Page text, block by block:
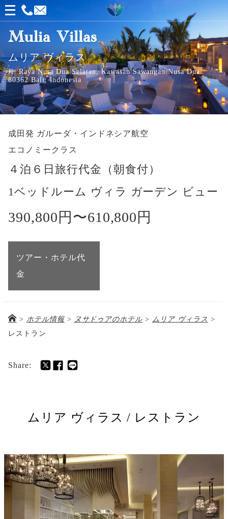
メ
ニ
ュ
ー
を
開
く
Mulia Villas
ムリア ヴィラス
Jl. Raya Nusa Dua Selatan, Kawasan Sawangan Nusa Dua
80362 Bali, Indonesia
成田発 ガルーダ・インドネシア航空
エコノミークラス
４泊６日旅行代金（朝食付）
1ベッドルーム ヴィラ ガーデン ビュー
390,800円〜610,800円
ツアー・ホテル代
金
> ホテル情報> ヌサドゥアのホテル > ムリア ヴィラス >
レストラン
Share:
ムリア ヴィラス / レストラン